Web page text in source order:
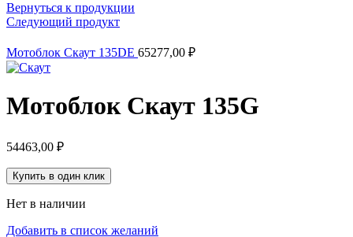
Вернуться к продукции
Следующий продукт
Мотоблок Скаут 135DE 65277,00 ₽
Мотоблок Скаут 135G
54463,00 ₽
Купить в один клик
Нет в наличии
Добавить в список желаний